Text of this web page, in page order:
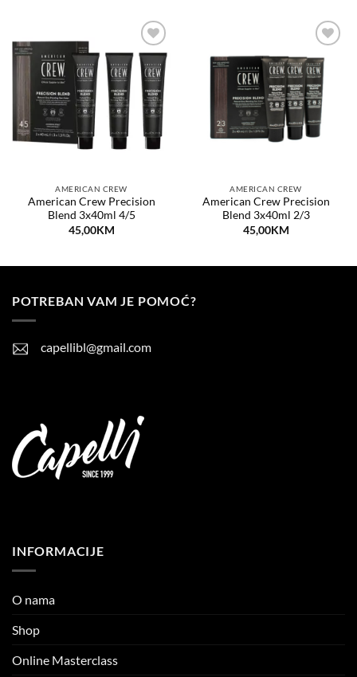
Dodaj
na
listu
želja
AMERICAN CREW
American Crew Precision
Blend 3x40ml 4/5
45,00KM
Dodaj
na
listu
želja
AMERICAN CREW
American Crew Precision
Blend 3x40ml 2/3
45,00KM
POTREBAN VAM JE POMOĆ?
capellibl@gmail.com
INFORMACIJE
O nama
Shop
Online Masterclass